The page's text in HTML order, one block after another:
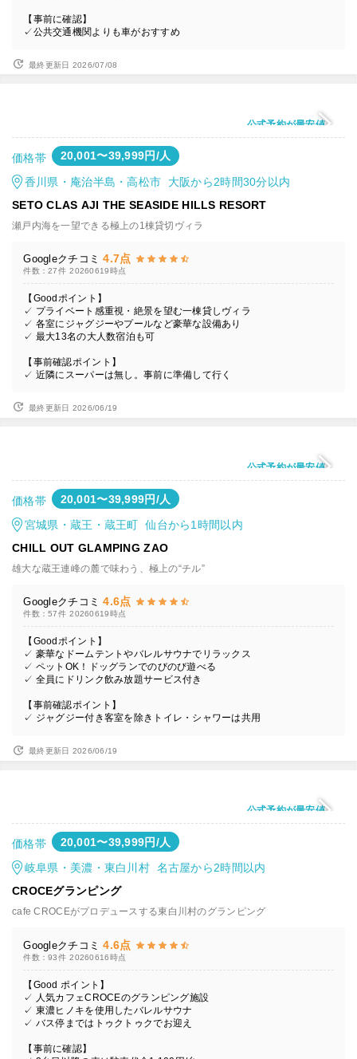
【事前に確認】
✓公共交通機関よりも車がおすすめ
最終更新日 2026/07/08
公式予約が最安値
価格帯 20,001〜39,999円/人
香川県・庵治半島・高松市 大阪から2時間30分以内
SETO CLAS AJI THE SEASIDE HILLS RESORT
瀬戸内海を一望できる極上の1棟貸切ヴィラ
Googleクチコミ 4.7点
件数：27件 20260619時点
【Goodポイント】
✓ プライベート感重視・絶景を望む一棟貸しヴィラ
✓ 各室にジャグジーやプールなど豪華な設備あり
✓ 最大13名の大人数宿泊も可
【事前確認ポイント】
✓ 近隣にスーパーは無し。事前に準備して行く
最終更新日 2026/06/19
公式予約が最安値
価格帯 20,001〜39,999円/人
宮城県・蔵王・蔵王町 仙台から1時間以内
CHILL OUT GLAMPING ZAO
雄大な蔵王連峰の麓で味わう、極上の“チル”
Googleクチコミ 4.6点
件数：57件 20260619時点
【Goodポイント】
✓ 豪華なドームテントやバレルサウナでリラックス
✓ ペットOK！ドッグランでのびのび遊べる
✓ 全員にドリンク飲み放題サービス付き
【事前確認ポイント】
✓ ジャグジー付き客室を除きトイレ・シャワーは共用
最終更新日 2026/06/19
公式予約が最安値
価格帯 20,001〜39,999円/人
岐阜県・美濃・東白川村 名古屋から2時間以内
CROCEグランピング
cafe CROCEがプロデュースする東白川村のグランピング
Googleクチコミ 4.6点
件数：93件 20260616時点
【Good ポイント】
✓ 人気カフェCROCEのグランピング施設
✓ 東濃ヒノキを使用したバレルサウナ
✓ バス停まではトゥクトゥクでお迎え
【事前に確認】